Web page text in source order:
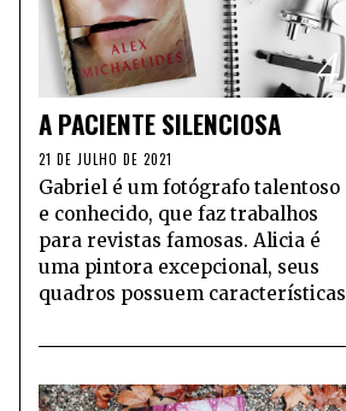
4
A PACIENTE SILENCIOSA
21 DE JULHO DE 2021
Gabriel é um fotógrafo talentoso
e conhecido, que faz trabalhos
para revistas famosas. Alicia é
uma pintora excepcional, seus
quadros possuem características